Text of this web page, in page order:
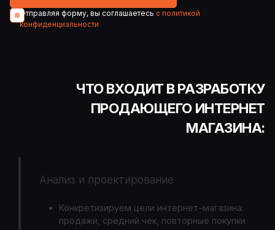
Отправляя форму, вы соглашаетесь с политикой
конфиденциальности
ЧТО ВХОДИТ В РАЗРАБОТКУ
ПРОДАЮЩЕГО ИНТЕРНЕТ
МАГАЗИНА:
Анализ и проектирование
Конкретизируем цели интернет-магазина:
продажи, средний чек, повторные покупки